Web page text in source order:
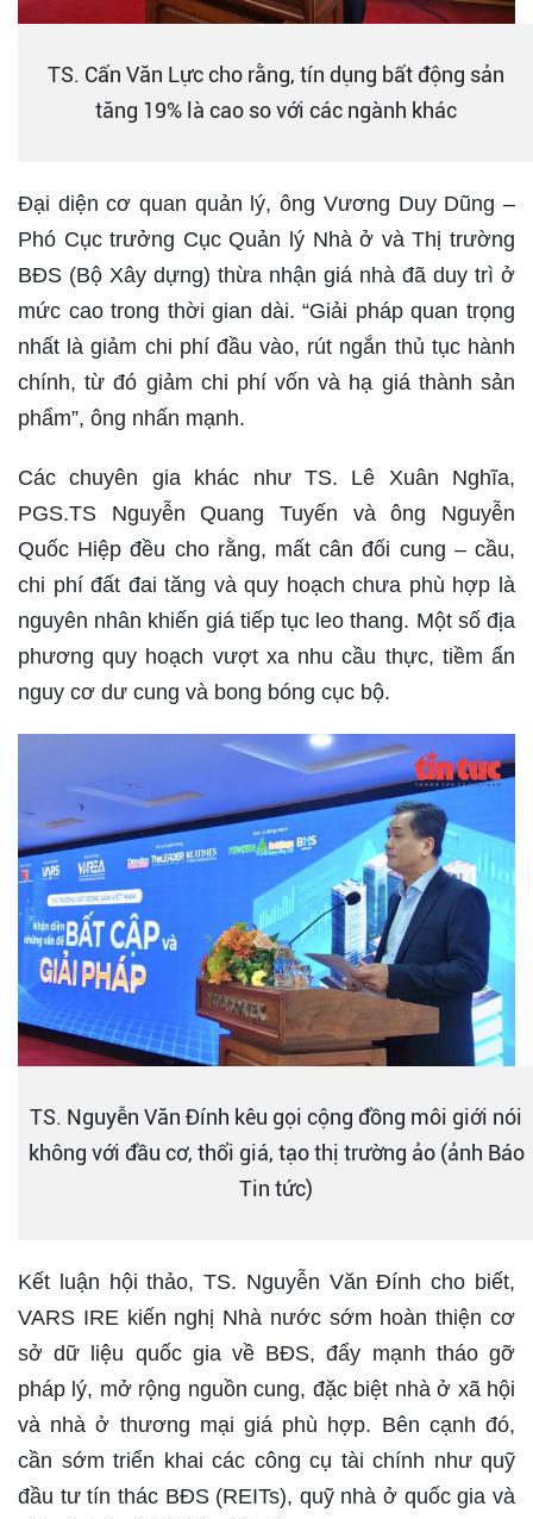
TS. Cấn Văn Lực cho rằng, tín dụng bất động sản
tăng 19% là cao so với các ngành khác
Đại diện cơ quan quản lý, ông Vương Duy Dũng –
Phó Cục trưởng Cục Quản lý Nhà ở và Thị trường
BĐS (Bộ Xây dựng) thừa nhận giá nhà đã duy trì ở
mức cao trong thời gian dài. “Giải pháp quan trọng
nhất là giảm chi phí đầu vào, rút ngắn thủ tục hành
chính, từ đó giảm chi phí vốn và hạ giá thành sản
phẩm”, ông nhấn mạnh.
Các chuyên gia khác như TS. Lê Xuân Nghĩa,
PGS.TS Nguyễn Quang Tuyến và ông Nguyễn
Quốc Hiệp đều cho rằng, mất cân đối cung – cầu,
chi phí đất đai tăng và quy hoạch chưa phù hợp là
nguyên nhân khiến giá tiếp tục leo thang. Một số địa
phương quy hoạch vượt xa nhu cầu thực, tiềm ẩn
nguy cơ dư cung và bong bóng cục bộ.
TS. Nguyễn Văn Đính kêu gọi cộng đồng môi giới nói
không với đầu cơ, thổi giá, tạo thị trường ảo (ảnh Báo
Tin tức)
Kết luận hội thảo, TS. Nguyễn Văn Đính cho biết,
VARS IRE kiến nghị Nhà nước sớm hoàn thiện cơ
sở dữ liệu quốc gia về BĐS, đẩy mạnh tháo gỡ
pháp lý, mở rộng nguồn cung, đặc biệt nhà ở xã hội
và nhà ở thương mại giá phù hợp. Bên cạnh đó,
cần sớm triển khai các công cụ tài chính như quỹ
đầu tư tín thác BĐS (REITs), quỹ nhà ở quốc gia và